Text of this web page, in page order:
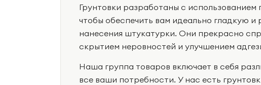
Грунтовки разработаны с
чтобы обеспечить вам идеально гладкую
нанесения штукатурки. Они прекрасно
скрытием неровностей и улучшением
Наша группа товаров включает в себя
все ваши потребности. У нас есть